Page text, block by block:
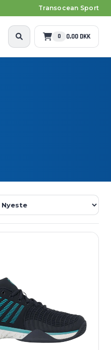
Transocean Sport
0 0,00 DKK